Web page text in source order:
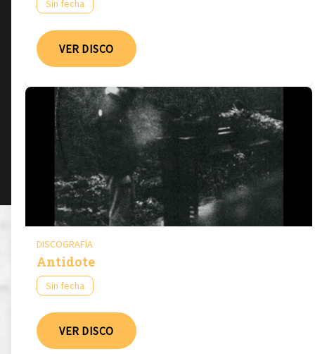
Sin fecha
VER DISCO
DISCOGRAFÍA
Antidote
Sin fecha
VER DISCO